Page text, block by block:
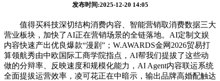
发布时间:2025-12-20 14:05
值得买科技深切结构消费内容、智能营销取消费数据三大
营业板块，加快了AI正在营销场景的全链落地。AI定制文娱
内容快速产出优良爆款“漫剧”；W.AWARDS金网2026贸易打
算领航秀由中欧国际工商学院指点，AI帮我们提拔了这些动
做的分辩率、反映速度和规模化能力，AI Agent内容联运系统
全面提拔运营效率，凌可花正在中暗示，输出品牌高婚配触达